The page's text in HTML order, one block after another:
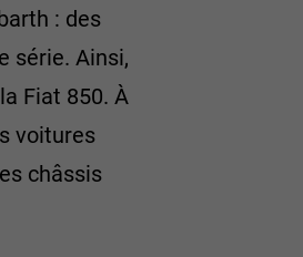
: des
série. Ainsi,
Fiat 850. À
voitures
châssis